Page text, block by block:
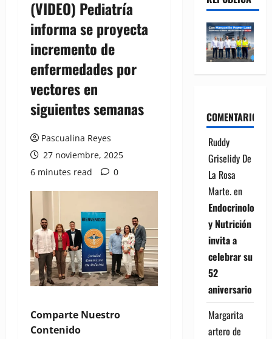
(VIDEO) Pediatría
informa se proyecta
incremento de
enfermedades por
vectores en
siguientes semanas
Pascualina Reyes
27 noviembre, 2025
6 minutes read
0
Comparte Nuestro
Contenido
COMENTARIOS
Ruddy
Griselidy De
La Rosa
Marte.en
Endocrinología
y Nutrición
invita a
celebrar su
52
aniversario
Margarita
artero de